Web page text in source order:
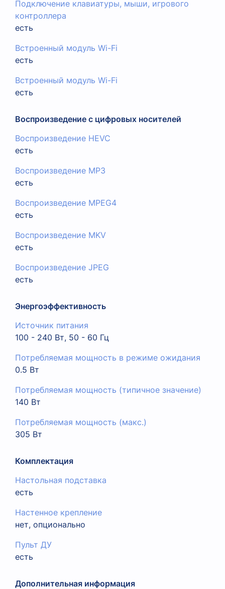
Подключение клавиатуры, мыши, игрового
контроллера
есть
Встроенный модуль Wi-Fi
есть
Встроенный модуль Wi-Fi
есть
Воспроизведение с цифровых носителей
Воспроизведение HEVC
есть
Воспроизведение MP3
есть
Воспроизведение MPEG4
есть
Воспроизведение MKV
есть
Воспроизведение JPEG
есть
Энергоэффективность
Источник питания
100 - 240 Вт, 50 - 60 Гц
Потребляемая мощность в режиме ожидания
0.5 Вт
Потребляемая мощность (типичное значение)
140 Вт
Потребляемая мощность (макс.)
305 Вт
Комплектация
Настольная подставка
есть
Настенное крепление
нет, опционально
Пульт ДУ
есть
Дополнительная информация